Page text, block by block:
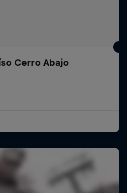
Cerro Abajo